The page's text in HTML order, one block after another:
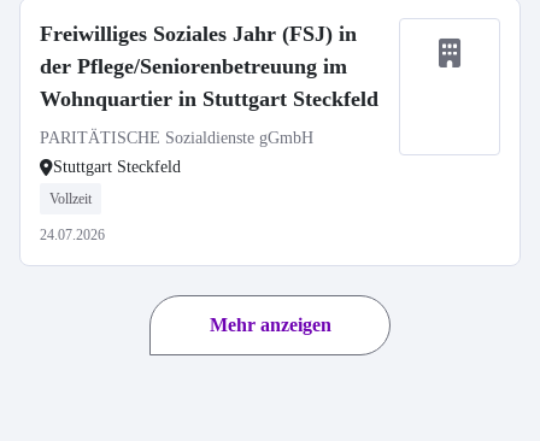
Freiwilliges Soziales Jahr (FSJ) in
der Pflege/Seniorenbetreuung im
Wohnquartier in Stuttgart Steckfeld
PARITÄTISCHE Sozialdienste gGmbH
Stuttgart Steckfeld
Vollzeit
24.07.2026
Mehr anzeigen